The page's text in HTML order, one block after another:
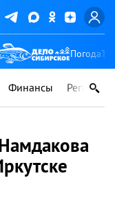
Погода
Финансы Регионы